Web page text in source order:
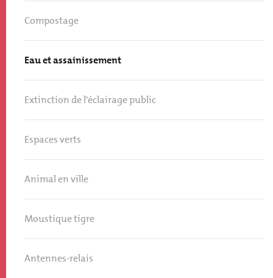
Compostage
Eau et assainissement
Extinction de l'éclairage public
Espaces verts
Animal en ville
Moustique tigre
Antennes-relais